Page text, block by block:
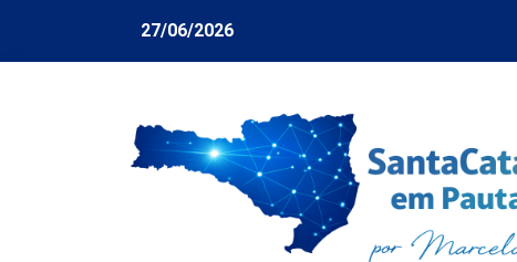
27/06/2026